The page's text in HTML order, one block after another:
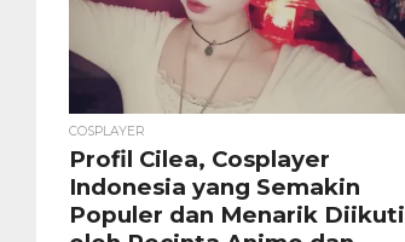
COSPLAYER
Profil Cilea, Cosplayer
Indonesia yang Semakin
Populer dan Menarik Diikuti